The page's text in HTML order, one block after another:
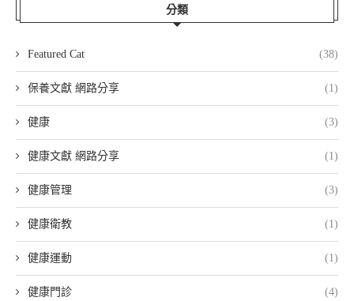
分類
Featured Cat (38)
保養文獻 網路分享 (1)
健康 (3)
健康文獻 網路分享 (1)
健康管理 (3)
健康衛教 (1)
健康運動 (1)
健康門診 (4)